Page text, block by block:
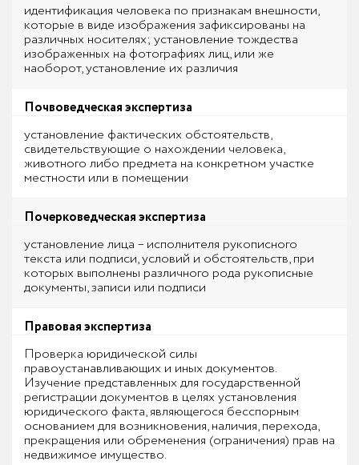
идентификация человека по признакам внешности,
которые в виде изображения зафиксированы на
различных носителях; установление тождества
изображенных на фотографиях лиц, или же
наоборот, установление их различия
Почвоведческая экспертиза
установление фактических обстоятельств,
свидетельствующие о нахождении человека,
животного либо предмета на конкретном участке
местности или в помещении
Почерковедческая экспертиза
установление лица – исполнителя рукописного
текста или подписи, условий и обстоятельств, при
которых выполнены различного рода рукописные
документы, записи или подписи
Правовая экспертиза
Проверка юридической силы
правоустанавливающих и иных документов.
Изучение представленных для государственной
регистрации документов в целях установления
юридического факта, являющегося бесспорным
основанием для возникновения, наличия, перехода,
прекращения или обременения (ограничения) прав на
недвижимое имущество.